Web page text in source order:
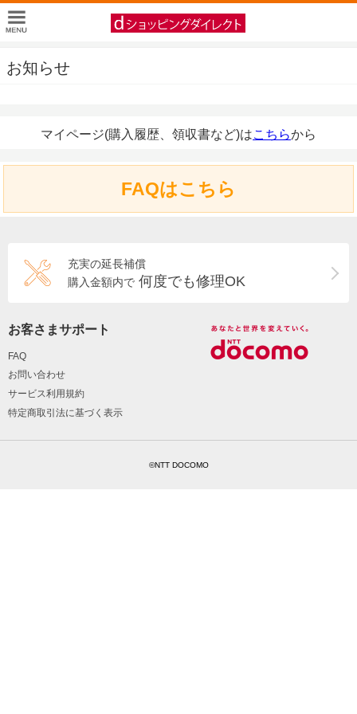
お知らせ
マイページ(購入履歴、領収書など)はこちらから
FAQはこちら
充実の延長補償
購入金額内で 何度でも修理OK
お客さまサポート
FAQ
お問い合わせ
サービス利用規約
特定商取引法に基づく表示
©NTT DOCOMO